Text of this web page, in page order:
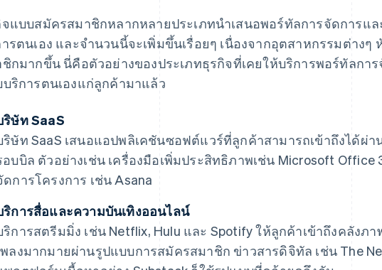
แบบสมัครสมาชิกหลากหลายประเภทนำเสนอพอร์ทัลการจัดการแล
รตนเอง และจำนวนนี้จะเพิ่มขึ้นเรื่อยๆ เนื่องจากอุตสาหกรรมต่างๆ
กมากขึ้น นี่คือตัวอย่างของประเภทธุรกิจที่เคยให้บริการพอร์ทัลกา
ริการตนเองแก่ลูกค้ามาแล้ว
ริษัท SaaS
ริษัท SaaS เสนอแอปพลิเคชันซอฟต์แวร์ที่ลูกค้าสามารถเข้าถึงได้ผ่า
อบบิล ตัวอย่างเช่น เครื่องมือเพิ่มประสิทธิภาพเช่น Microsoft
ดการโครงการ เช่น Asana
ริการสื่อและความบันเทิงออนไลน์
ริการสตรีมมิ่ง เช่น Netflix, Hulu และ Spotify ให้ลูกค้าเข้าถึงคลังภ
พลงมากมายผ่านรูปแบบการสมัครสมาชิก ข่าวสารดิจิทัล เช่น The